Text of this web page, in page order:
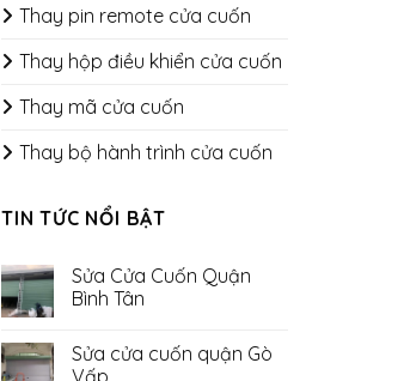
Thay pin remote cửa cuốn
Thay hộp điều khiển cửa cuốn
Thay mã cửa cuốn
Thay bộ hành trình cửa cuốn
TIN TỨC NỔI BẬT
Sửa Cửa Cuốn Quận
Bình Tân
bình
luận
Sửa cửa cuốn quận Gò
Vấp